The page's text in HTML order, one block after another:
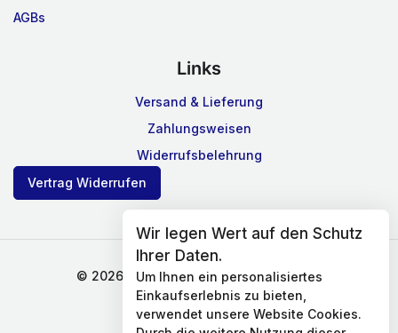
AGBs
Links
Versand & Lieferung
Zahlungsweisen
Widerrufsbelehrung
Vertrag Widerrufen
© 2026 Gardinen und Nähen Steinberg
Wir legen Wert auf den Schutz
Ihrer Daten.
Um Ihnen ein personalisiertes
Einkaufserlebnis zu bieten,
verwendet unsere Website Cookies.